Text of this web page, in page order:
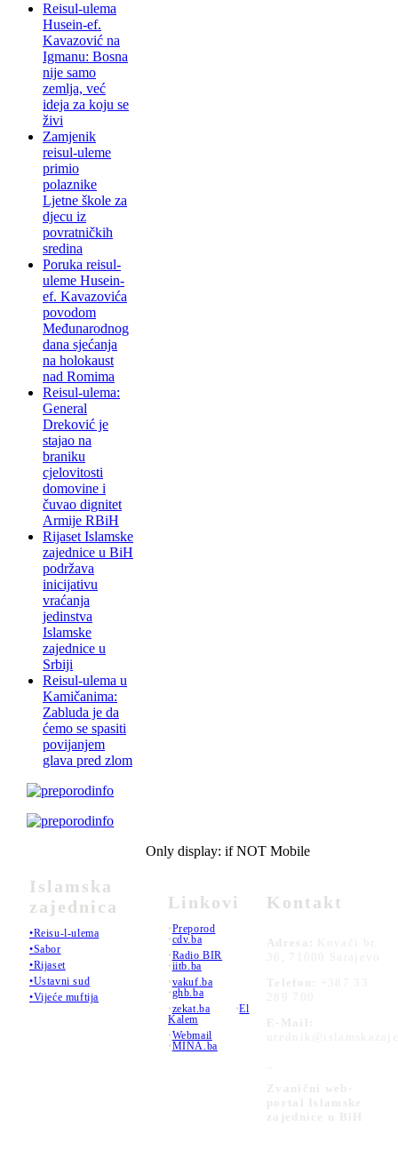
Reisul-ulema
Husein-ef.
Kavazović na
Igmanu: Bosna
nije samo
zemlja, već
ideja za koju se
živi
Zamjenik
reisul-uleme
primio
polaznike
Ljetne škole za
djecu iz
povratničkih
sredina
Poruka reisul-
uleme Husein-
ef. Kavazovića
povodom
Međunarodnog
dana sjećanja
na holokaust
nad Romima
Reisul-ulema:
General
Dreković je
stajao na
braniku
cjelovitosti
domovine i
čuvao dignitet
Armije RBiH
Rijaset Islamske
zajednice u BiH
podržava
inicijativu
vraćanja
jedinstva
Islamske
zajednice u
Srbiji
Reisul-ulema u
Kamičanima:
Zabluda je da
ćemo se spasiti
povijanjem
glava pred zlom
Islamska
zajednica
•Reisu-l-ulema
•Sabor
•Rijaset
•Ustavni sud
•Vijeće muftija
Only display: if NOT Mobile
Linkovi
•Preporod
•cdv.ba
•Radio BIR
•iitb.ba
•vakuf.ba
•ghb.ba
•zekat.ba •El
Kalem
•Webmail
•MINA.ba
Kontakt
Adresa:
Kovači br.
36, 71000 Sarajevo
Telefon:
+387 33
289 700
E-Mail:
Zvanični web-
portal Islamske
zajednice u BiH